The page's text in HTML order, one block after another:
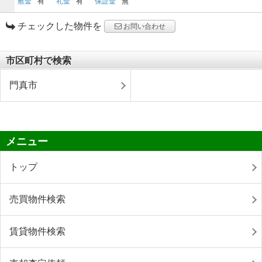
チェックした物件を お問い合わせ
市区町村で検索
門真市
メニュー
トップ
売買物件検索
賃貸物件検索